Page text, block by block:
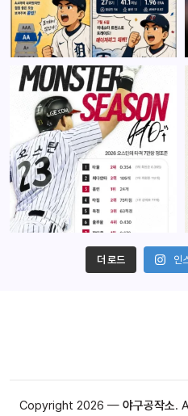
더 로드 인
Copyright 2026 — 야구공작소.